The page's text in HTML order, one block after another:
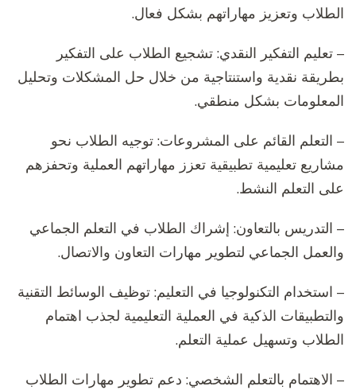
الطلاب وتعزيز مهاراتهم بشكل فعال.
– تعليم التفكير النقدي: تشجيع الطلاب على التفكير
بطريقة نقدية واستنتاجية من خلال حل المشكلات وتحليل
المعلومات بشكل منطقي.
– التعلم القائم على المشروعات: توجيه الطلاب نحو
مشاريع تعليمية تطبيقية تعزز مهاراتهم العملية وتحفزهم
على التعلم النشط.
– التدريس بالتعاون: إشراك الطلاب في التعلم الجماعي
والعمل الجماعي لتطوير مهارات التعاون والاتصال.
– استخدام التكنولوجيا في التعليم: توظيف الوسائط التقنية
والتطبيقات الذكية في العملية التعليمية لجذب اهتمام
الطلاب وتسهيل عملية التعلم.
– الاهتمام بالتعلم الشخصي: دعم تطوير مهارات الطلاب